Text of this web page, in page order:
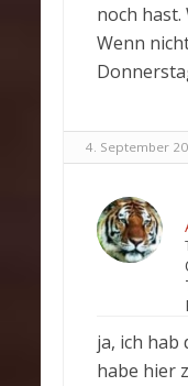
noch hast.
Wenn
4. September
ja, ich hab
habe hier